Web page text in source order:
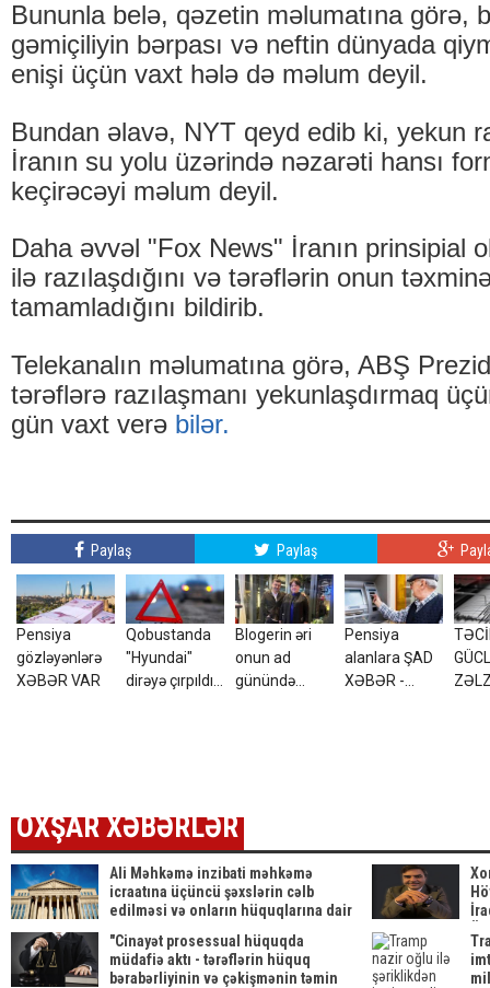
Bununla belə, qəzetin məlumatına görə,
gəmiçiliyin bərpası və neftin dünyada
enişi üçün vaxt hələ də məlum deyil.
Bundan əlavə, NYT qeyd edib ki, yekun
İranın su yolu üzərində nəzarəti hansı
keçirəcəyi məlum deyil.
Daha əvvəl "Fox News" İranın prinsipial
ilə razılaşdığını və tərəflərin onun
tamamladığını bildirib.
Telekanalın məlumatına görə, ABŞ
tərəflərə razılaşmanı yekunlaşdırmaq
gün vaxt verə bilər.
Paylaş Paylaş
Pensiya
gözləyənlərə
XƏBƏR VAR
Qobustanda
"Hyundai"
dirəyə çırpıldı,
Blogerin əri
onun ad
günündə
Pensiya
alanlara ŞAD
XƏBƏR -
OXŞAR XƏBƏRLƏR
Ali Məhkəmə inzibati məhkəmə
icraatına üçüncü şəxslərin cəlb
edilməsi və onların hüquqlarına dair
"Cinayət prosessual hüquqda
müdafiə aktı - tərəflərin hüquq
bərabərliyinin və çəkişmənin təmin